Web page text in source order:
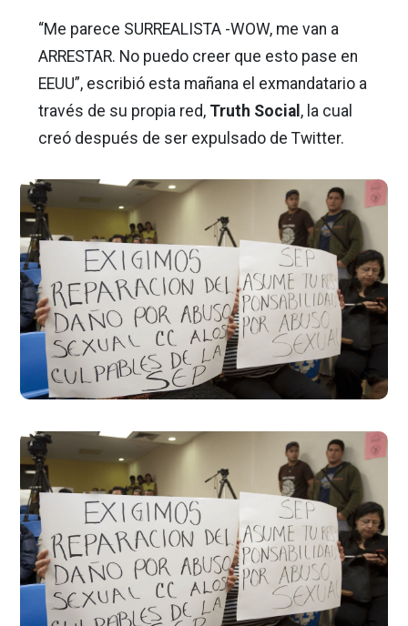
“Me parece SURREALISTA -WOW, me van a
ARRESTAR. No puedo creer que esto pase en
EEUU”, escribió esta mañana el exmandatario a
través de su propia red, Truth Social , la cual
creó después de ser expulsado de Twitter.